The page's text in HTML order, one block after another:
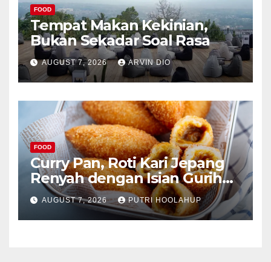
FOOD
Tempat Makan Kekinian,
Bukan Sekadar Soal Rasa
AUGUST 7, 2026 ARVIN DIO
FOOD
Curry Pan, Roti Kari Jepang
Renyah dengan Isian Gurih
Menggoda
AUGUST 7, 2026 PUTRI HOOLAHUP